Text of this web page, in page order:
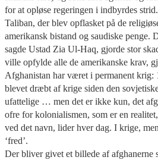
for at opløse regeringen i indbyrdes
Taliban, der blev opflasket på de
amerikansk bistand og saudiske penge.
sagde Ustad Zia Ul-Haq, gjorde stor
ville opfylde alle de amerikanske krav,
Afghanistan har været i permanent krig:
blevet dræbt af krige siden den
ufattelige … men det er ikke kun, det
ofre for kolonialismen, som er en
ved det navn, lider hver dag. I krige,
‘fred’.
Der bliver givet et billede af afghanerne